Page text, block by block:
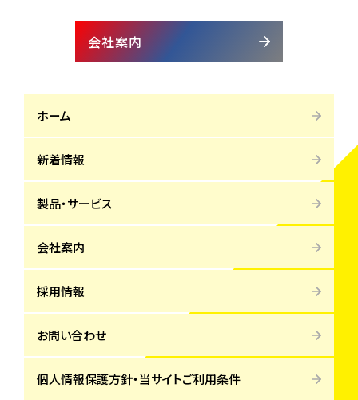
会社案内
ホーム
新着情報
製品・サービス
会社案内
採用情報
お問い合わせ
個人情報保護方針・当サイトご利用条件